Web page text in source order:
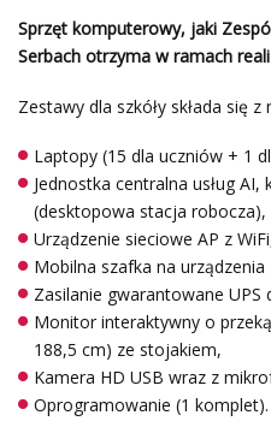
Sprzęt komputerowy, jaki
Serbach otrzyma w ramach
Zestawy dla szkóły składa się
Laptopy (15 dla uczniów + 1
Jednostka centralna usług
(desktopowa stacja robocza),
Urządzenie sieciowe AP z
Mobilna szafka na
Zasilanie gwarantowane
Monitor interaktywny o
188,5 cm) ze stojakiem,
Kamera HD USB wraz z
Oprogramowanie (1 komplet).